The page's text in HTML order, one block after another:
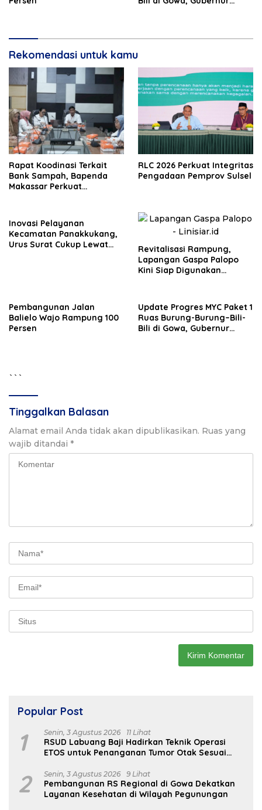
Rekomendasi untuk kamu
Rapat Koodinasi Terkait
Bank Sampah, Bapenda
Makassar Perkuat
RLC 2026 Perkuat Integritas
Pengadaan Pemprov Sulsel
Inovasi Pelayanan
Kecamatan Panakkukang,
Urus Surat Cukup Lewat
Revitalisasi Rampung,
Lapangan Gaspa Palopo
Kini Siap Digunakan
Pembangunan Jalan
Balielo Wajo Rampung 100
Persen
Update Progres MYC Paket 1
Ruas Burung-Burung–Bili-
Bili di Gowa, Gubernur
```
Tinggalkan Balasan
Alamat email Anda tidak akan dipublikasikan. Ruas yang
wajib ditandai *
Popular Post
1 Senin, 3 Agustus 2026 11 Lihat
RSUD Labuang Baji Hadirkan Teknik Operasi
ETOS untuk Penanganan Tumor Otak Sesuai
2 Senin, 3 Agustus 2026 9 Lihat
Pembangunan RS Regional di Gowa Dekatkan
Layanan Kesehatan di Wilayah Pegunungan